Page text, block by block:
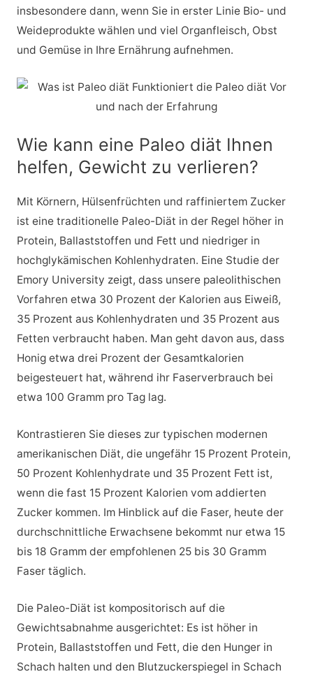
insbesondere dann, wenn Sie in erster Linie Bio- und
Weideprodukte wählen und viel Organfleisch, Obst
und Gemüse in Ihre Ernährung aufnehmen.
Wie kann eine Paleo diät Ihnen
helfen, Gewicht zu verlieren?
Mit Körnern, Hülsenfrüchten und raffiniertem Zucker
ist eine traditionelle Paleo-Diät in der Regel höher in
Protein, Ballaststoffen und Fett und niedriger in
hochglykämischen Kohlenhydraten. Eine Studie der
Emory University zeigt, dass unsere paleolithischen
Vorfahren etwa 30 Prozent der Kalorien aus Eiweiß,
35 Prozent aus Kohlenhydraten und 35 Prozent aus
Fetten verbraucht haben. Man geht davon aus, dass
Honig etwa drei Prozent der Gesamtkalorien
beigesteuert hat, während ihr Faserverbrauch bei
etwa 100 Gramm pro Tag lag.
Kontrastieren Sie dieses zur typischen modernen
amerikanischen Diät, die ungefähr 15 Prozent Protein,
50 Prozent Kohlenhydrate und 35 Prozent Fett ist,
wenn die fast 15 Prozent Kalorien vom addierten
Zucker kommen. Im Hinblick auf die Faser, heute der
durchschnittliche Erwachsene bekommt nur etwa 15
bis 18 Gramm der empfohlenen 25 bis 30 Gramm
Faser täglich.
Die Paleo-Diät ist kompositorisch auf die
Gewichtsabnahme ausgerichtet: Es ist höher in
Protein, Ballaststoffen und Fett, die den Hunger in
Schach halten und den Blutzuckerspiegel in Schach